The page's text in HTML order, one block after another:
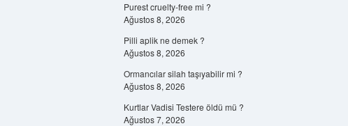
Purest cruelty-free mi ?
Ağustos 8, 2026
Pilli aplik ne demek ?
Ağustos 8, 2026
Ormancılar silah taşıyabilir mi ?
Ağustos 8, 2026
Kurtlar Vadisi Testere öldü mü ?
Ağustos 7, 2026